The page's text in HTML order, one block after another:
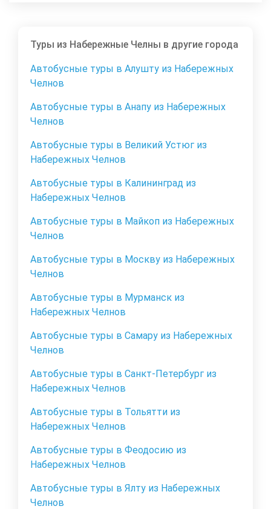
Туры из Набережные Челны в другие города
Автобусные туры в Алушту из Набережных
Челнов
Автобусные туры в Анапу из Набережных
Челнов
Автобусные туры в Великий Устюг из
Набережных Челнов
Автобусные туры в Калининград из
Набережных Челнов
Автобусные туры в Майкоп из Набережных
Челнов
Автобусные туры в Москву из Набережных
Челнов
Автобусные туры в Мурманск из
Набережных Челнов
Автобусные туры в Самару из Набережных
Челнов
Автобусные туры в Санкт-Петербург из
Набережных Челнов
Автобусные туры в Тольятти из
Набережных Челнов
Автобусные туры в Феодосию из
Набережных Челнов
Автобусные туры в Ялту из Набережных
Челнов